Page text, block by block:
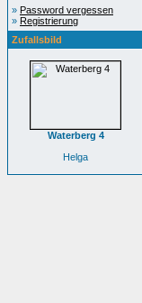
» Password vergessen
» Registrierung
Zufallsbild
Waterberg 4
Helga